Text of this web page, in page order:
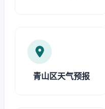
青山区天气预报